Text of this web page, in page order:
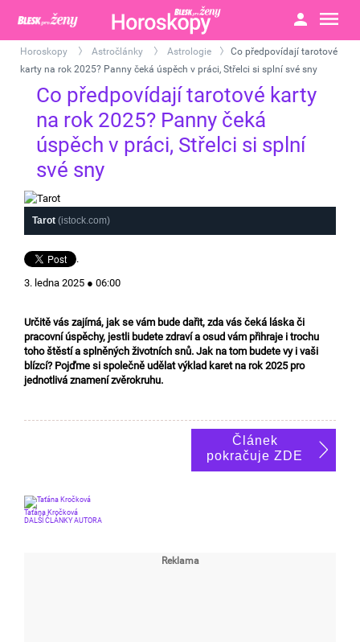
Horoskopy Astročlánky Astrologie
>
Co předpovídají tarotové
karty na rok 2025? Panny čeká úspěch v práci, Střelci si splní své sny
Co předpovídají tarotové karty
na rok 2025? Panny čeká
úspěch v práci, Střelci si splní
své sny
Tarot (istock.com)
.
3. ledna 2025 ● 06:00
Určitě vás zajímá, jak se vám bude dařit, zda vás čeká láska či
pracovní úspěchy, jestli budete zdraví a osud vám přihraje i trochu
toho štěstí a splněných životních snů. Jak na tom budete vy i vaši
blízcí? Pojďme si společně udělat výklad karet na rok 2025 pro
jednotlivá znamení zvěrokruhu.
Článek
pokračuje ZDE
Taťána Kročková
DALŠÍ ČLÁNKY AUTORA